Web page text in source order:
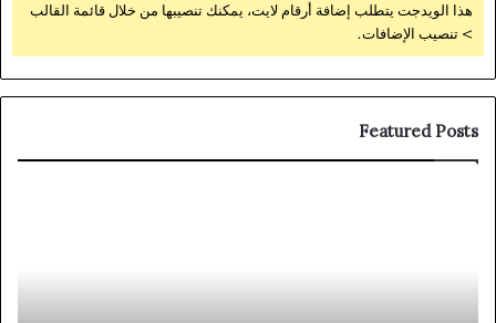
هذا الويدجت يتطلب إضافة أرقام لايت، يمكنك تنصيبها من خلال قائمة القالب
> تنصيب الإضافات.
Featured Posts